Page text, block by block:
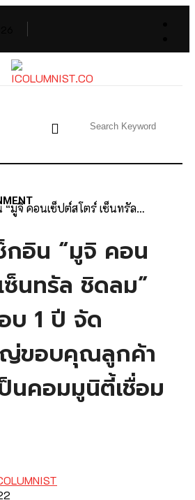
“มูจิ คอนเซ็ปต์สโตร์ เซ็นทรัล…
กอิน “มูจิ คอน
ซ็นทรัล ชิดลม”
บ 1 ปี จัด
ขอบคุณลูกค้า
นคอมมูนิตี้เชื่อม